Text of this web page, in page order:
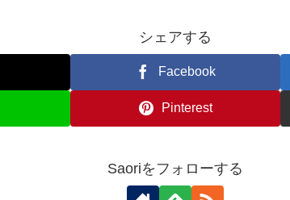
シェアする
Facebook
Pinterest
Saoriをフォローする